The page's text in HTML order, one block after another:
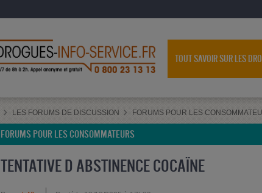
TOUT SAVOIR SUR LES
LES FORUMS DE DISCUSSION FORUMS POUR LES
FORUMS POUR LES CONSOMMATEURS
TENTATIVE D ABSTINENCE COCAÏNE